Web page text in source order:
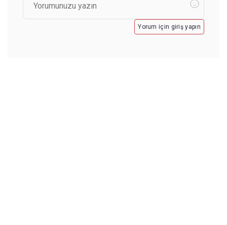
Yorum için giriş yapın